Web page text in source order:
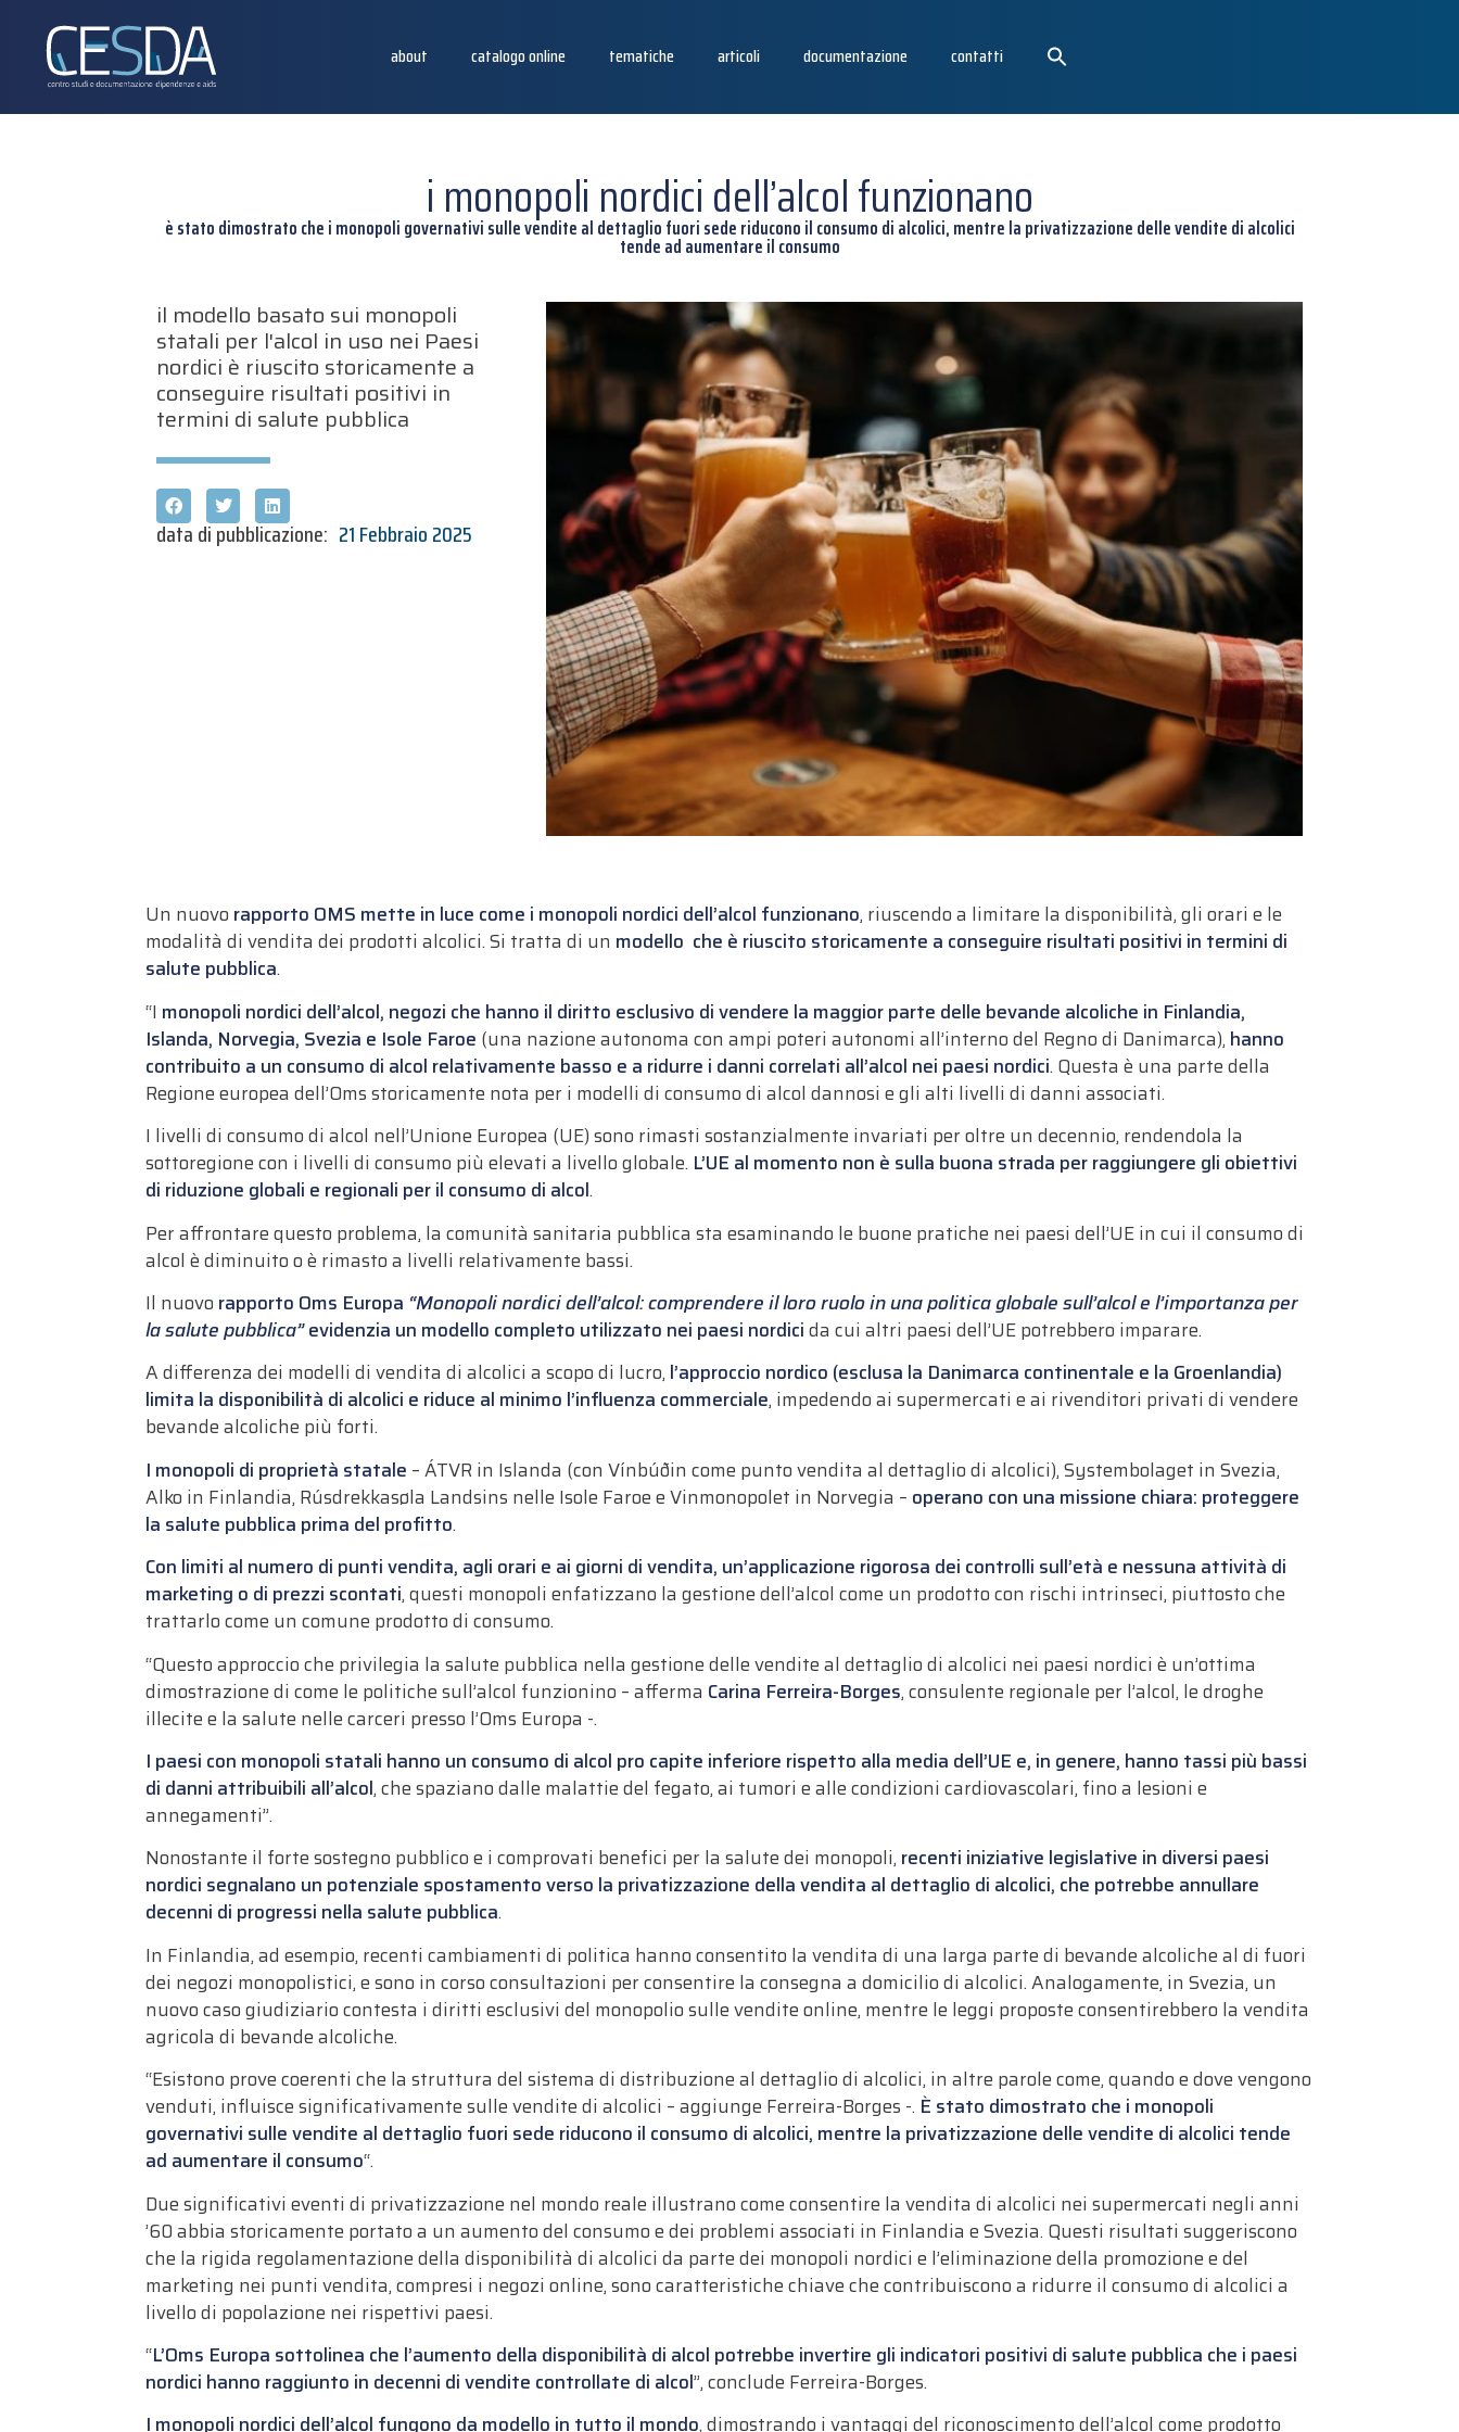
about catalogo online tematiche articoli documentazione contatti
i monopoli nordici dell’alcol funzionano
è stato dimostrato che i monopoli governativi sulle vendite al dettaglio fuori sede riducono il consumo di alcolici, mentre la privatizzazione delle vendite di alcolici
tende ad aumentare il consumo
il modello basato sui monopoli
statali per l'alcol in uso nei Paesi
nordici è riuscito storicamente a
conseguire risultati positivi in
termini di salute pubblica
data di pubblicazione: 21 Febbraio 2025
Un nuovo rapporto OMS mette in luce come i monopoli nordici dell’alcol funzionano, riuscendo a limitare la disponibilità, gli orari e le
modalità di vendita dei prodotti alcolici. Si tratta di un modello che è riuscito storicamente a conseguire risultati positivi in termini di
salute pubblica.
“I monopoli nordici dell’alcol, negozi che hanno il diritto esclusivo di vendere la maggior parte delle bevande alcoliche in Finlandia,
Islanda, Norvegia, Svezia e Isole Faroe (una nazione autonoma con ampi poteri autonomi all’interno del Regno di Danimarca), hanno
contribuito a un consumo di alcol relativamente basso e a ridurre i danni correlati all’alcol nei paesi nordici. Questa è una parte della
Regione europea dell’Oms storicamente nota per i modelli di consumo di alcol dannosi e gli alti livelli di danni associati.
I livelli di consumo di alcol nell’Unione Europea (UE) sono rimasti sostanzialmente invariati per oltre un decennio, rendendola la
sottoregione con i livelli di consumo più elevati a livello globale. L’UE al momento non è sulla buona strada per raggiungere gli obiettivi
di riduzione globali e regionali per il consumo di alcol.
Per affrontare questo problema, la comunità sanitaria pubblica sta esaminando le buone pratiche nei paesi dell’UE in cui il consumo di
alcol è diminuito o è rimasto a livelli relativamente bassi.
Il nuovo rapporto Oms Europa “Monopoli nordici dell’alcol: comprendere il loro ruolo in una politica globale sull’alcol e l’importanza per
la salute pubblica”evidenzia un modello completo utilizzato nei paesi nordicida cui altri paesi dell’UE potrebbero imparare.
A differenza dei modelli di vendita di alcolici a scopo di lucro, l’approccio nordico (esclusa la Danimarca continentale e la Groenlandia)
limita la disponibilità di alcolici e riduce al minimo l’influenza commerciale, impedendo ai supermercati e ai rivenditori privati di vendere
bevande alcoliche più forti.
I monopoli di proprietà statale – ÁTVR in Islanda (con Vínbúðin come punto vendita al dettaglio di alcolici), Systembolaget in Svezia,
Alko in Finlandia, Rúsdrekkasøla Landsins nelle Isole Faroe e Vinmonopolet in Norvegia – operano con una missione chiara: proteggere
la salute pubblica prima del profitto.
Con limiti al numero di punti vendita, agli orari e ai giorni di vendita, un’applicazione rigorosa dei controlli sull’età e nessuna attività di
marketing o di prezzi scontati, questi monopoli enfatizzano la gestione dell’alcol come un prodotto con rischi intrinseci, piuttosto che
trattarlo come un comune prodotto di consumo.
“Questo approccio che privilegia la salute pubblica nella gestione delle vendite al dettaglio di alcolici nei paesi nordici è un’ottima
dimostrazione di come le politiche sull’alcol funzionino – afferma Carina Ferreira-Borges, consulente regionale per l’alcol, le droghe
illecite e la salute nelle carceri presso l’Oms Europa -.
I paesi con monopoli statali hanno un consumo di alcol pro capite inferiore rispetto alla media dell’UE e, in genere, hanno tassi più bassi
di danni attribuibili all’alcol, che spaziano dalle malattie del fegato, ai tumori e alle condizioni cardiovascolari, fino a lesioni e
annegamenti”.
Nonostante il forte sostegno pubblico e i comprovati benefici per la salute dei monopoli, recenti iniziative legislative in diversi paesi
nordici segnalano un potenziale spostamento verso la privatizzazione della vendita al dettaglio di alcolici, che potrebbe annullare
decenni di progressi nella salute pubblica.
In Finlandia, ad esempio, recenti cambiamenti di politica hanno consentito la vendita di una larga parte di bevande alcoliche al di fuori
dei negozi monopolistici, e sono in corso consultazioni per consentire la consegna a domicilio di alcolici. Analogamente, in Svezia, un
nuovo caso giudiziario contesta i diritti esclusivi del monopolio sulle vendite online, mentre le leggi proposte consentirebbero la vendita
agricola di bevande alcoliche.
“Esistono prove coerenti che la struttura del sistema di distribuzione al dettaglio di alcolici, in altre parole come, quando e dove vengono
venduti, influisce significativamente sulle vendite di alcolici – aggiunge Ferreira-Borges -. È stato dimostrato che i monopoli
governativi sulle vendite al dettaglio fuori sede riducono il consumo di alcolici, mentre la privatizzazione delle vendite di alcolici tende
ad aumentare il consumo“.
Due significativi eventi di privatizzazione nel mondo reale illustrano come consentire la vendita di alcolici nei supermercati negli anni
’60 abbia storicamente portato a un aumento del consumo e dei problemi associati in Finlandia e Svezia. Questi risultati suggeriscono
che la rigida regolamentazione della disponibilità di alcolici da parte dei monopoli nordici e l’eliminazione della promozione e del
marketing nei punti vendita, compresi i negozi online, sono caratteristiche chiave che contribuiscono a ridurre il consumo di alcolici a
livello di popolazione nei rispettivi paesi.
“L’Oms Europa sottolinea che l’aumento della disponibilità di alcol potrebbe invertire gli indicatori positivi di salute pubblica che i paesi
nordici hanno raggiunto in decenni di vendite controllate di alcol”, conclude Ferreira-Borges.
I monopoli nordici dell’alcol fungono da modello in tutto il mondo, dimostrando i vantaggi del riconoscimento dell’alcol come prodotto